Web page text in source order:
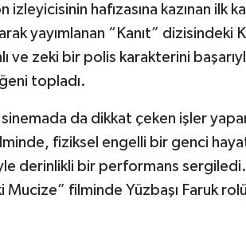
izleyicisinin hafızasına kazınan ilk
yayımlanan “Kanıt”
ve zeki bir polis karakterini
topladı.
da dikkat çeken işler
fiziksel engelli bir genci
derinlikli bir performans sergiledi.
Mucize” filminde Yüzbaşı Faruk